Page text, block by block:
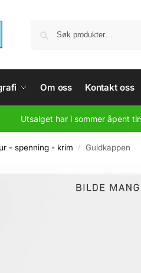
Om oss Kontakt oss
Utsalget har i sommer åpent
- spenning - krim / Guldkappen